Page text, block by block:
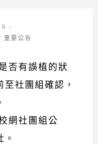
重要公告
否有誤植的狀
社團組確認，
網社團組公